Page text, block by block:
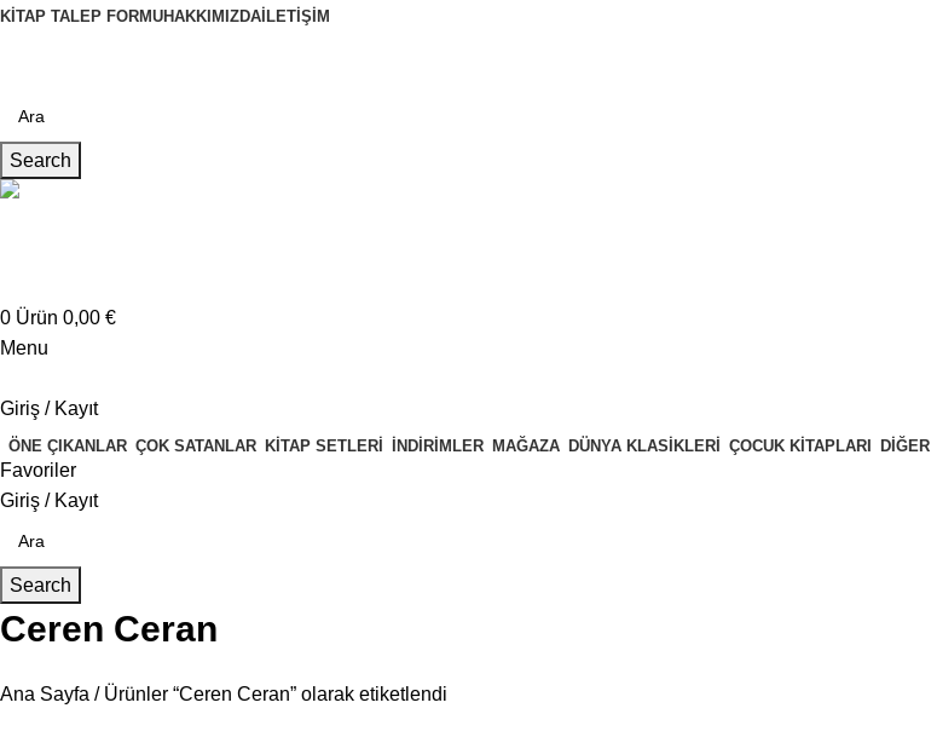
KITAP TALEP FORMUHAKKIMIZDA İLETIŞIM
Search
0 Ürün 0,00 €
Menu
Giriş / Kayıt
ÖNE ÇIKANLAR ÇOK SATANLAR KITAP SETLERI İNDIRIMLER MAĞAZA DÜNYA KLASIKLERI ÇOCUK KITAPLARI DIĞER
Favoriler
Giriş / Kayıt
Search
Ceren Ceran
Ana Sayfa Ürünler “Ceren Ceran” olarak etiketlendi